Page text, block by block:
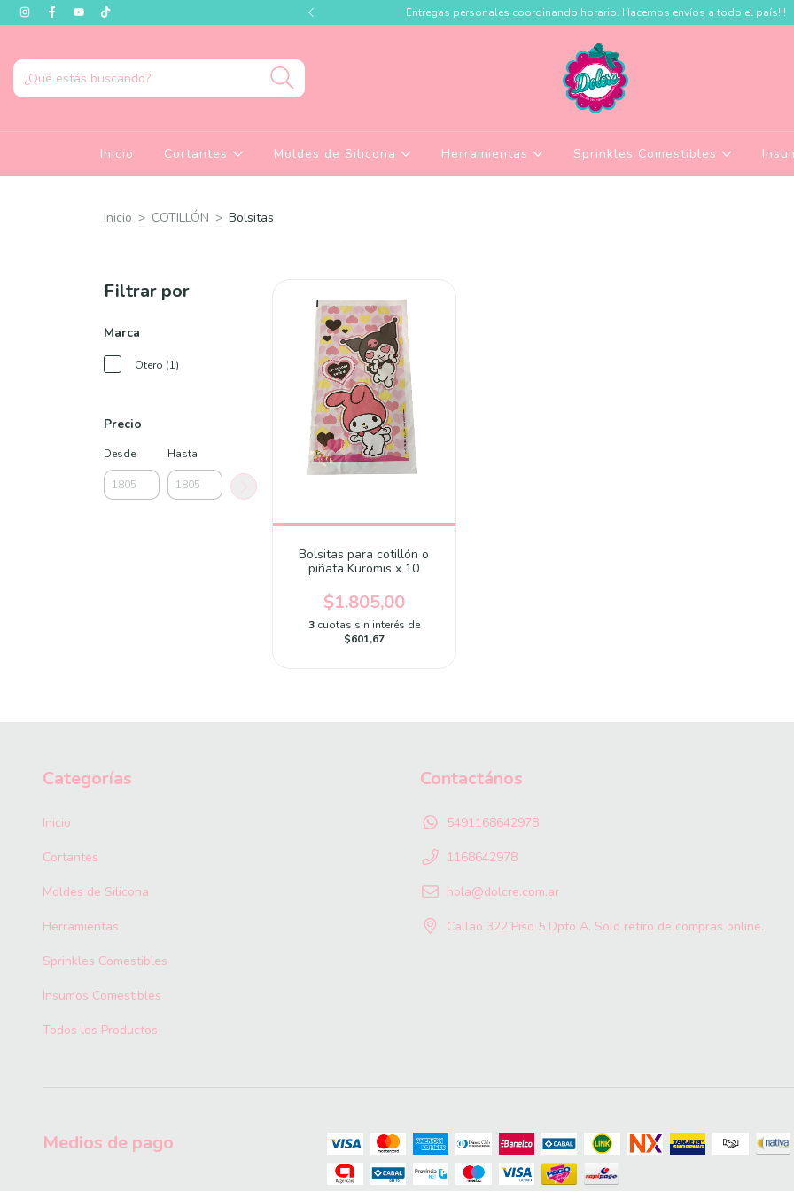
visitar nuestro showroom! Entregas personales coordinando horario. Hacemos envíos a todo el país!!!
Inicio Cortantes Moldes de Silicona Herramientas Sprinkles Comestibles
Inicio > COTILLÓN > Bolsitas
Filtrar por
Marca
Otero (1)
Precio
Desde Hasta
Bolsitas para cotillón o
piñata Kuromis x 10
$1.805,00
3 cuotas sin interés de
$601,67
Categorías
Inicio
Cortantes
Moldes de Silicona
Herramientas
Sprinkles Comestibles
Insumos Comestibles
Todos los Productos
Contactános
5491168642978
1168642978
hola@dolcre.com.ar
Callao 322 Piso 5 Dpto A. Solo retiro de compras online.
Medios de pago